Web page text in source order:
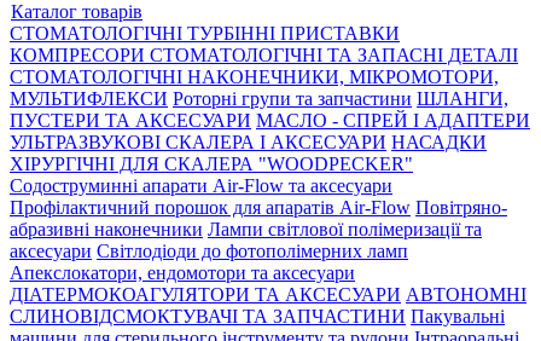
Каталог товарів
СТОМАТОЛОГІЧНІ ТУРБІННІ ПРИСТАВКИ
КОМПРЕСОРИ СТОМАТОЛОГІЧНІ ТА ЗАПАСНІ ДЕТАЛІ
СТОМАТОЛОГІЧНІ НАКОНЕЧНИКИ, МІКРОМОТОРИ,
МУЛЬТИФЛЕКСИ Роторні групи та запчастини ШЛАНГИ,
ПУСТЕРИ ТА АКСЕСУАРИ МАСЛО - СПРЕЙ І АДАПТЕРИ
УЛЬТРАЗВУКОВІ СКАЛЕРА І АКСЕСУАРИ НАСАДКИ
ХІРУРГІЧНІ ДЛЯ СКАЛЕРА "WOODPECKER"
Содоструминні апарати Air-Flow та аксесуари
Профілактичний порошок для апаратів Air-Flow Повітряно-
абразивні наконечники Лампи світлової полімеризації та
аксесуари Світлодіоди до фотополімерних ламп
Апекслокатори, ендомотори та аксесуари
ДІАТЕРМОКОАГУЛЯТОРИ ТА АКСЕСУАРИ АВТОНОМНІ
СЛИНОВІДСМОКТУВАЧІ ТА ЗАПЧАСТИНИ Пакувальні